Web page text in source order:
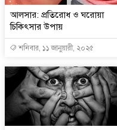
আলসার: প্রতিরোধ ও ঘরোয়া
চিকিৎসার উপায়
শনিবার, ১১ জানুয়ারী, ২০২৫